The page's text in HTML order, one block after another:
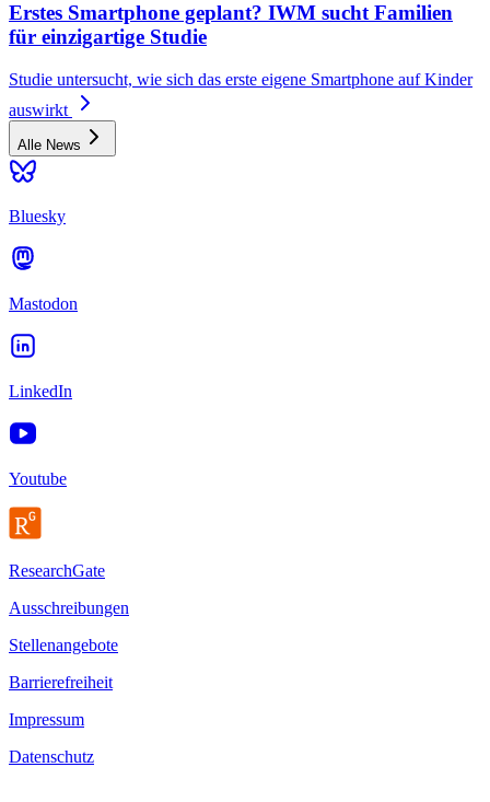
Erstes Smartphone geplant? IWM sucht Familien
für einzigartige Studie
Studie untersucht, wie sich das erste eigene Smartphone auf Kinder
auswirkt
Alle News
Bluesky
Mastodon
LinkedIn
Youtube
ResearchGate
Ausschreibungen
Stellenangebote
Barrierefreiheit
Impressum
Datenschutz